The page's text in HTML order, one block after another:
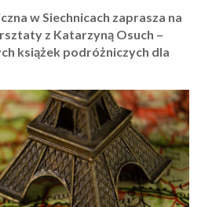
w Siechnicach zaprasza na
z Katarzyną Osuch –
książek podróżniczych dla